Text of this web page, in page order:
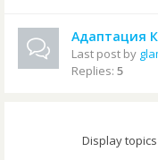
Адаптация
Last post by
Replies: 5
Display